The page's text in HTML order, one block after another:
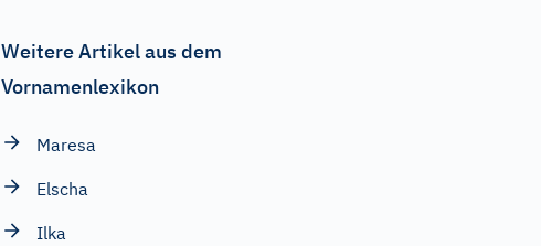
Weitere Artikel aus dem
Vornamenlexikon
Maresa
Elscha
Ilka